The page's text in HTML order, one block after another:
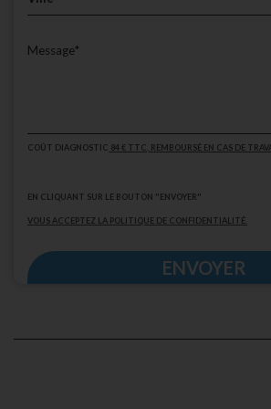
COÛT DIAGNOSTIC 84 € TTC , REMBOURSÉ EN CAS DE
EN CLIQUANT SUR LE BOUTON "ENVOYER"
VOUS ACCEPTEZ LA POLITIQUE DE CONFIDENTIALITÉ.